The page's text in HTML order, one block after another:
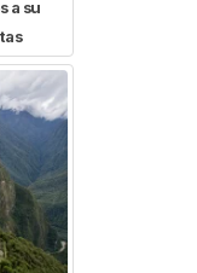
a su